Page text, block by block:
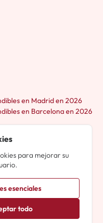
en Madrid en 2026
en Barcelona en 2026
para mejorar su
esenciales
todo